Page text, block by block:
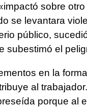
sobre
se levantara
público,
subestimó el
en la
al
porque al